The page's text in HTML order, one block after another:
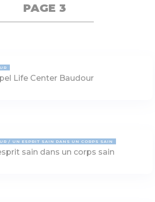
PAGE 3
Life Center Baudour
UN ESPRIT SAIN DANS UN CORPS SAIN
sain dans un corps sain